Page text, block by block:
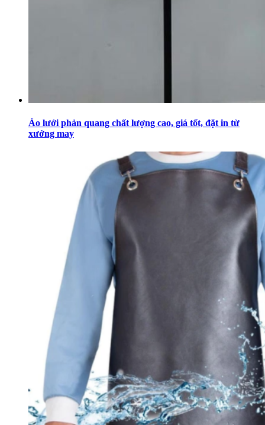
Áo lưới phản quang chất lượng cao, giá tốt, đặt in từ
xưởng may